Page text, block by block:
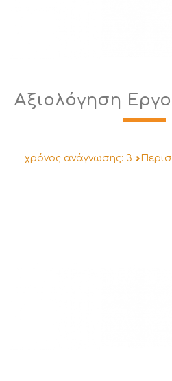
Αξιολόγηση
χρόνος ανάγνωσης: 3